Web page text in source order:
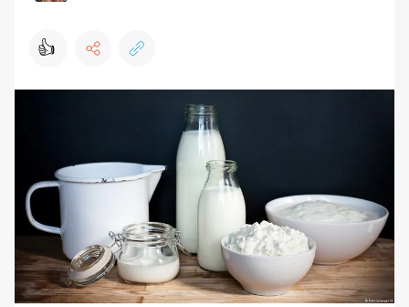
👍